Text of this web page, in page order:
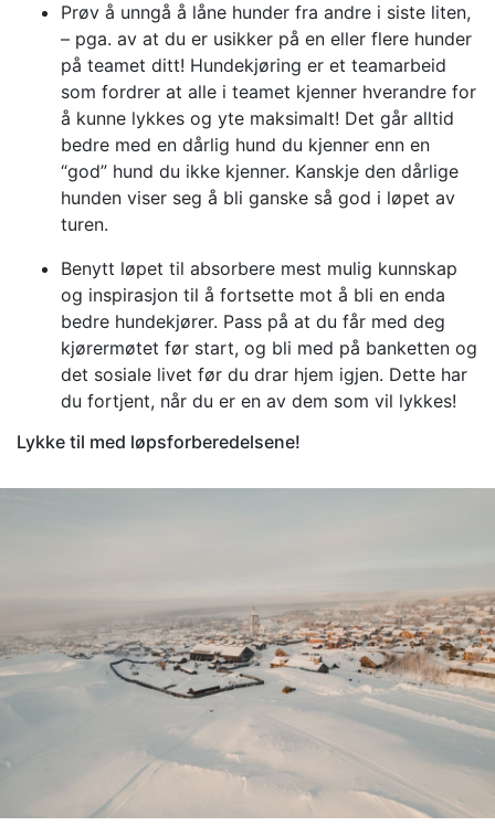
Prøv å unngå å låne hunder fra andre i siste liten,
– pga. av at du er usikker på en eller flere hunder
på teamet ditt! Hundekjøring er et teamarbeid
som fordrer at alle i teamet kjenner hverandre for
å kunne lykkes og yte maksimalt! Det går alltid
bedre med en dårlig hund du kjenner enn en
“god” hund du ikke kjenner. Kanskje den dårlige
hunden viser seg å bli ganske så god i løpet av
turen.
Benytt løpet til absorbere mest mulig kunnskap
og inspirasjon til å fortsette mot å bli en enda
bedre hundekjører. Pass på at du får med deg
kjørermøtet før start, og bli med på banketten og
det sosiale livet før du drar hjem igjen. Dette har
du fortjent, når du er en av dem som vil lykkes!
Lykke til med løpsforberedelsene!